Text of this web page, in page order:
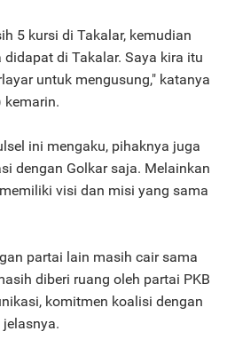
5 kursi di Takalar, kemudian
di Takalar. Saya kira itu
untuk mengusung," katanya
ini mengaku, pihaknya juga
dengan Golkar saja. Melainkan
visi dan misi yang sama
partai lain masih cair sama
diberi ruang oleh partai PKB
komitmen koalisi dengan